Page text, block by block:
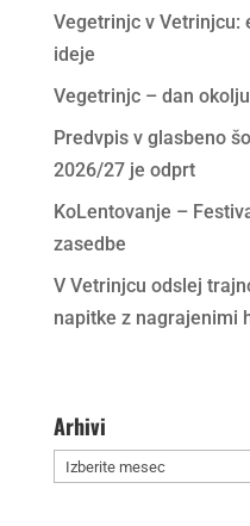
Vegetrinjc v Vetrinjcu:
ideje
Vegetrinjc – dan
Predvpis v glasbeno
2026/27 je odprt
KoLentovanje –
zasedbe
V Vetrinjcu odslej
napitke z nagrajenimi
Arhivi
Arhivi